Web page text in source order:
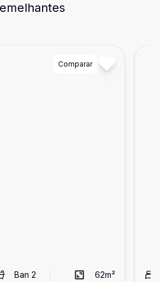
Comparar
Ban2 62m²